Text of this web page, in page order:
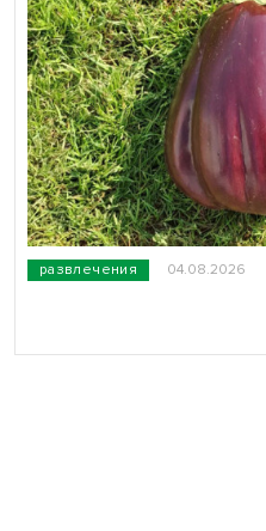
развлечения 04.08.2026